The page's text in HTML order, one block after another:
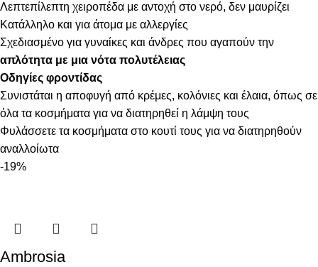
Λεπτεπίλεπτη χειροπέδα με αντοχή στο νερό, δεν μαυρίζει
Κατάλληλο και για άτομα με αλλεργίες
Σχεδιασμένο για γυναίκες και άνδρες που αγαπούν την
απλότητα με μια νότα πολυτέλειας
Οδηγίες φροντίδας
Συνιστάται η αποφυγή από κρέμες, κολόνιες και έλαια, όπως σε
όλα τα κοσμήματα για να διατηρηθεί η λάμψη τους
Φυλάσσετε τα κοσμήματα στο κουτί τους για να διατηρηθούν
αναλλοίωτα
-19%
Ambrosia